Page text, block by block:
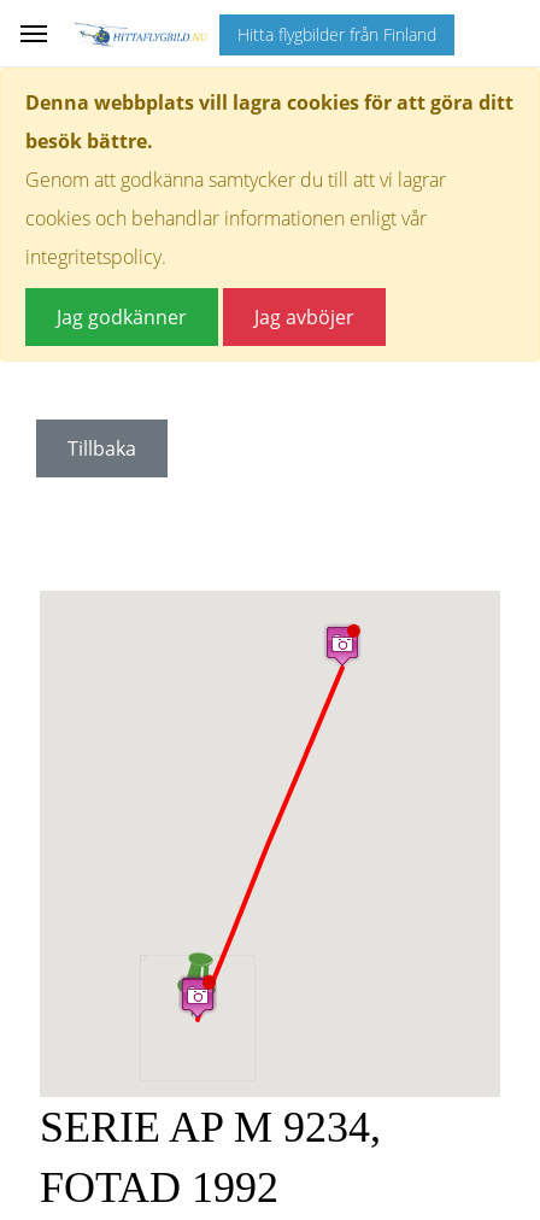
Denna webbplats vill lagra cookies för att göra ditt
besök bättre.
Genom att godkänna samtycker du till att vi lagrar
cookies och behandlar informationen enligt vår
integritetspolicy.
Jag godkänner Jag avböjer
Hitta flygbilder från Finland
Tillbaka
SERIE AP M 9234,
FOTAD 1992